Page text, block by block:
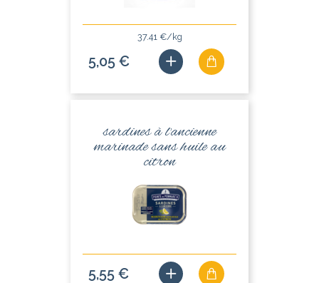
37.41 €/kg
5,05 €
sardines à l'ancienne
marinade sans huile au
citron
5,55 €